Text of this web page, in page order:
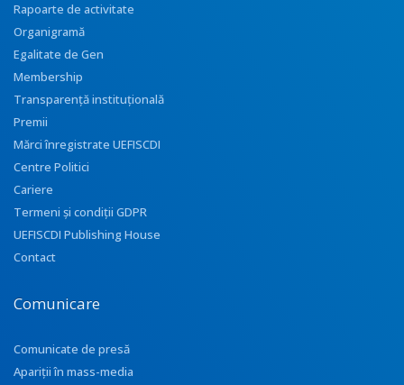
Rapoarte de activitate
Organigramă
Egalitate de Gen
Membership
Transparenţă instituţională
Premii
Mărci înregistrate UEFISCDI
Centre Politici
Cariere
Termeni și condiții GDPR
UEFISCDI Publishing House
Contact
Comunicare
Comunicate de presă
Apariţii în mass-media